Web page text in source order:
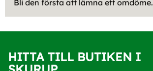
Bli den första att lämna ett omdöme.
HITTA TILL BUTIKEN I